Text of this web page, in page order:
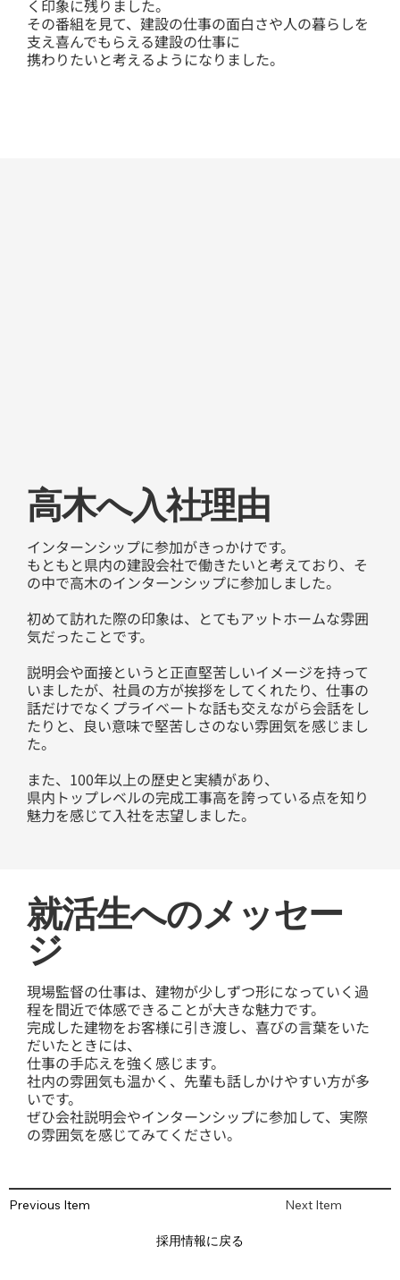
​高木へ入社理由
インターンシップに参加がきっかけです。
もともと県内の建設会社で働きたいと考えており、そ
の中で高木のインターンシップに参加しました。
初めて訪れた際の印象は、とてもアットホームな雰囲
気だったことです。
説明会や面接というと正直堅苦しいイメージを持って
いましたが、社員の方が挨拶をしてくれたり、仕事の
話だけでなくプライベートな話も交えながら会話をし
たりと、良い意味で堅苦しさのない雰囲気を感じまし
た。
また、100年以上の歴史と実績があり、
県内トップレベルの完成工事高を誇っている点を知り
魅力を感じて入社を志望しました。
就活生へのメッセー
ジ
現場監督の仕事は、建物が少しずつ形になっていく過
程を間近で体感できることが大きな魅力です。
完成した建物をお客様に引き渡し、喜びの言葉をいた
だいたときには、
仕事の手応えを強く感じます。
社内の雰囲気も温かく、先輩も話しかけやすい方が多
いです。
ぜひ会社説明会やインターンシップに参加して、実際
の雰囲気を感じてみてください。
Previous Item
採用情報に戻る
Next Item
く印象に残りました。
その番組を見て、建設の仕事の面白さや人の暮らしを
支え喜んでもらえる建設の仕事に
携わりたいと考えるようになりました。